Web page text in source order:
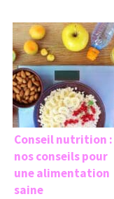
Conseil nutrition :
nos conseils pour
une alimentation
saine